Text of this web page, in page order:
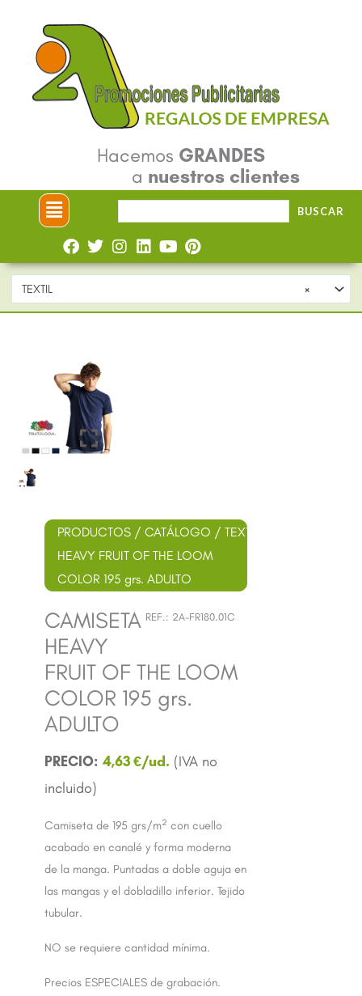
contenido
Hacemos GRANDES
a nuestros clientes
Menú BUSCAR
×
TEXTIL
PRODUCTOS / CATÁLOGO / TEXTIL
HEAVY FRUIT OF THE LOOM
COLOR 195 grs. ADULTO
REF.: 2A-FR180.01C
CAMISETA
HEAVY
FRUIT OF THE LOOM
COLOR 195 grs.
ADULTO
4,63€
Camiseta de 195 grs/m2 con cuello
acabado en canalé y forma moderna
de la manga. Puntadas a doble aguja en
las mangas y el dobladillo inferior. Tejido
tubular.
NO se requiere cantidad mínima.
Precios ESPECIALES de grabación.